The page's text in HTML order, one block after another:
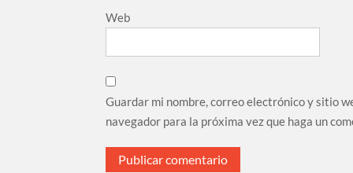
Web
Guardar mi nombre, correo electrónico y sitio
navegador para la próxima vez que haga un